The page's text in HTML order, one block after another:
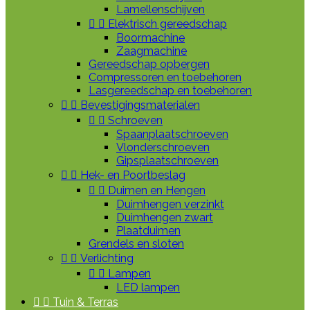
Lamellenschijven
  Elektrisch gereedschap
Boormachine
Zaagmachine
Gereedschap opbergen
Compressoren en toebehoren
Lasgereedschap en toebehoren
  Bevestigingsmaterialen
  Schroeven
Spaanplaatschroeven
Vlonderschroeven
Gipsplaatschroeven
  Hek- en Poortbeslag
  Duimen en Hengen
Duimhengen verzinkt
Duimhengen zwart
Plaatduimen
Grendels en sloten
  Verlichting
  Lampen
LED lampen
  Tuin & Terras